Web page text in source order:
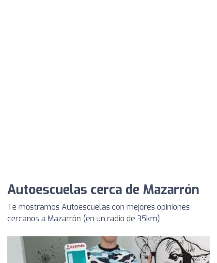
Autoescuelas cerca de Mazarrón
Te mostramos Autoescuelas con mejores opiniones
cercanos a Mazarrón (en un radio de 35km)